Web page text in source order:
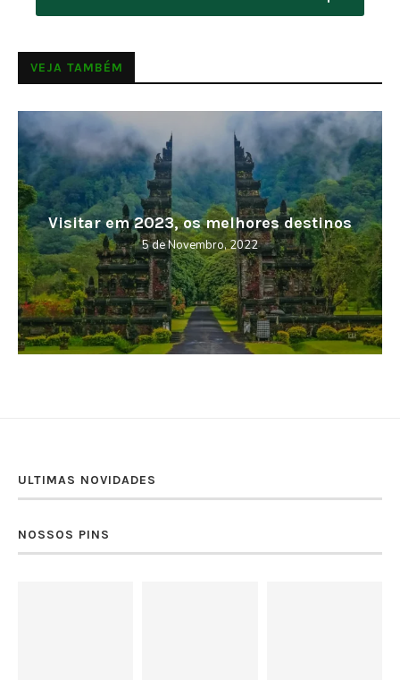
VEJA TAMBÉM
Visitar em 2023, os melhores destinos
5 de Novembro, 2022
ULTIMAS NOVIDADES
NOSSOS PINS